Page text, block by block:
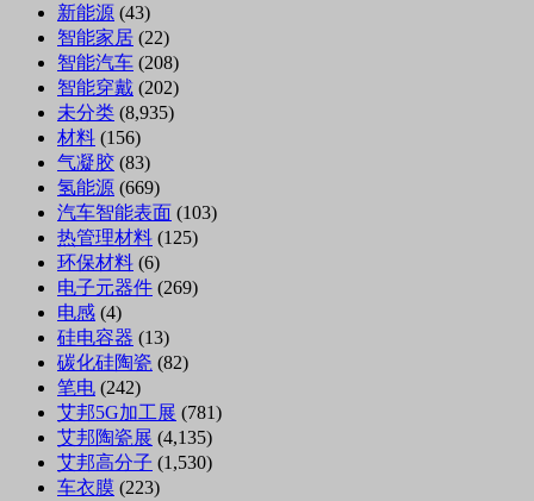
新能源 (43)
智能家居 (22)
智能汽车 (208)
智能穿戴 (202)
未分类 (8,935)
材料 (156)
气凝胶 (83)
氢能源 (669)
汽车智能表面 (103)
热管理材料 (125)
环保材料 (6)
电子元器件 (269)
电感 (4)
硅电容器 (13)
碳化硅陶瓷 (82)
笔电 (242)
艾邦5G加工展 (781)
艾邦陶瓷展 (4,135)
艾邦高分子 (1,530)
车衣膜 (223)